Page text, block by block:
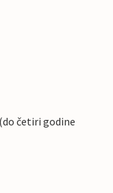
četiri godine